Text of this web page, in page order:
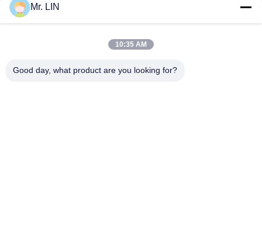
Guangdong Jinhonghai New Material
Mr. LIN
10:35 AM
Good day, what product are you looking for?